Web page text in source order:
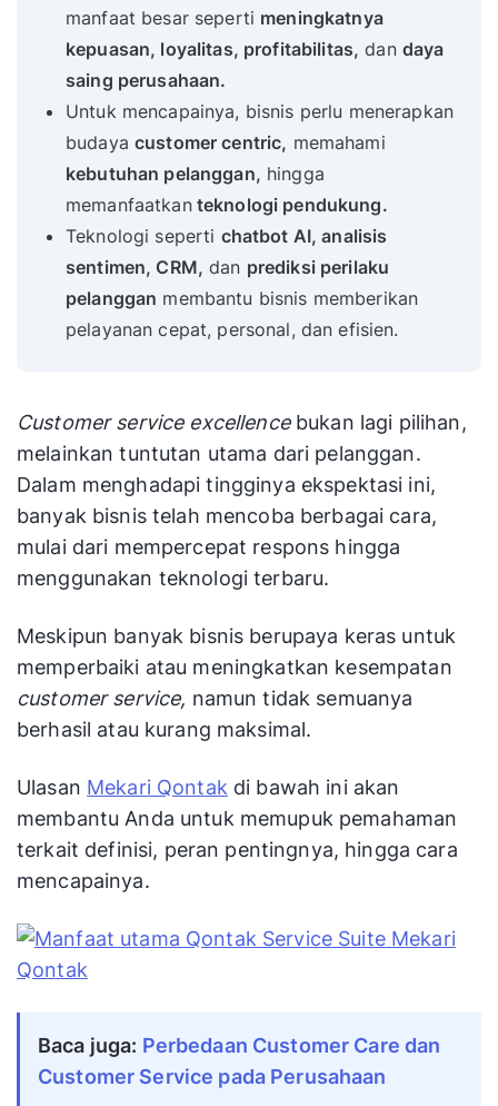
manfaat besar seperti meningkatnya
kepuasan, loyalitas, profitabilitas, dan daya
saing perusahaan.
Untuk mencapainya, bisnis perlu menerapkan
budayacustomer centric, memahami
kebutuhan pelanggan, hingga
memanfaatkanteknologi pendukung.
Teknologi seperti chatbot AI, analisis
sentimen, CRM, dan prediksi perilaku
pelanggan membantu bisnis memberikan
pelayanan cepat, personal, dan efisien.
Customer service excellencebukan lagi pilihan,
melainkan tuntutan utama dari pelanggan.
Dalam menghadapi tingginya ekspektasi ini,
banyak bisnis telah mencoba berbagai cara,
mulai dari mempercepat respons hingga
menggunakan teknologi terbaru.
Meskipun banyak bisnis berupaya keras untuk
memperbaiki atau meningkatkan kesempatan
customer service, namun tidak semuanya
berhasil atau kurang maksimal.
Ulasan Mekari Qontak di bawah ini akan
membantu Anda untuk memupuk pemahaman
terkait definisi, peran pentingnya, hingga cara
mencapainya.
Baca juga: Perbedaan Customer Care dan
Customer Service pada Perusahaan